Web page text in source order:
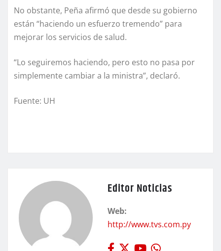
No obstante, Peña afirmó que desde su gobierno
están “haciendo un esfuerzo tremendo” para
mejorar los servicios de salud.
“Lo seguiremos haciendo, pero esto no pasa por
simplemente cambiar a la ministra”, declaró.
Fuente: UH
Editor Noticias
Web:
http://www.tvs.com.py